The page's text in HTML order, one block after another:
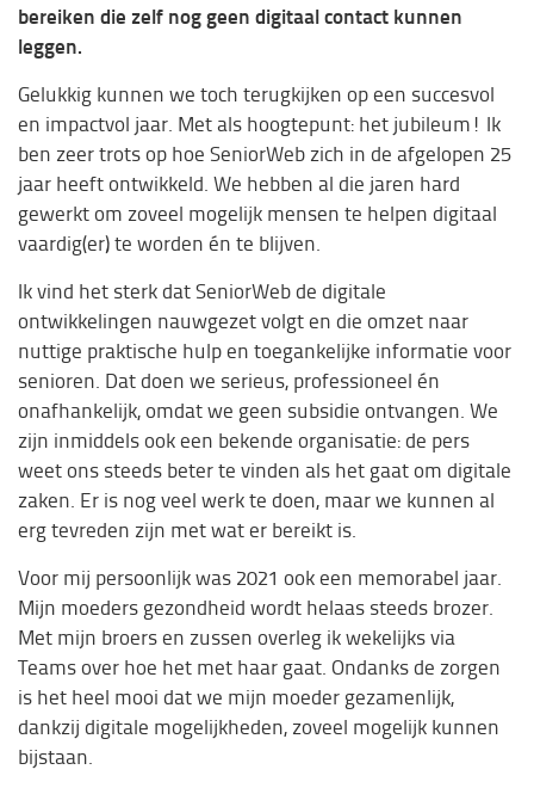
bereiken die zelf nog geen digitaal contact kunnen
leggen.
Gelukkig kunnen we toch terugkijken op een succesvol
en impactvol jaar. Met als hoogtepunt: het jubileum! Ik
ben zeer trots op hoe SeniorWeb zich in de afgelopen 25
jaar heeft ontwikkeld. We hebben al die jaren hard
gewerkt om zoveel mogelijk mensen te helpen digitaal
vaardig(er) te worden én te blijven.
Ik vind het sterk dat SeniorWeb de digitale
ontwikkelingen nauwgezet volgt en die omzet naar
nuttige praktische hulp en toegankelijke informatie voor
senioren. Dat doen we serieus, professioneel én
onafhankelijk, omdat we geen subsidie ontvangen. We
zijn inmiddels ook een bekende organisatie: de pers
weet ons steeds beter te vinden als het gaat om digitale
zaken. Er is nog veel werk te doen, maar we kunnen al
erg tevreden zijn met wat er bereikt is.
Voor mij persoonlijk was 2021 ook een memorabel jaar.
Mijn moeders gezondheid wordt helaas steeds brozer.
Met mijn broers en zussen overleg ik wekelijks via
Teams over hoe het met haar gaat. Ondanks de zorgen
is het heel mooi dat we mijn moeder gezamenlijk,
dankzij digitale mogelijkheden, zoveel mogelijk kunnen
bijstaan.